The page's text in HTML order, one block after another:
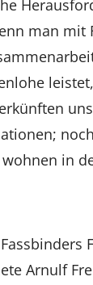
man
in
Arnulf